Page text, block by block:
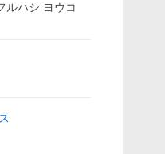
ルハシ ヨウコ